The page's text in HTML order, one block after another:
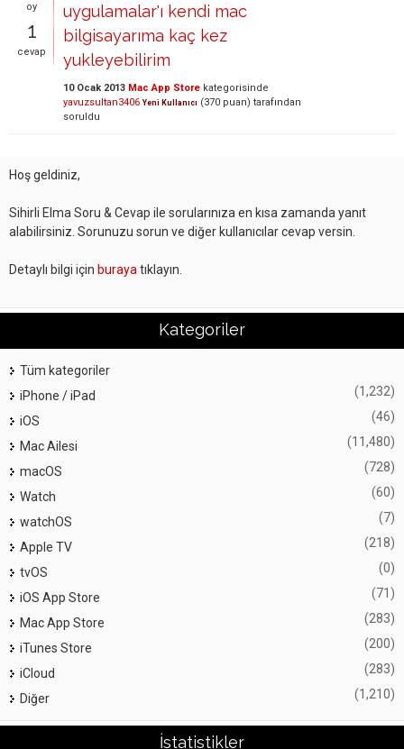
oy
1
cevap
uygulamalar'ı kendi mac
bilgisayarıma kaç kez
yukleyebilirim
10 Ocak 2013 Mac App Store kategorisinde
yavuzsultan3406 Yeni Kullanıcı (370 puan) tarafından
soruldu
Hoş geldiniz,
Sihirli Elma Soru & Cevap ile sorularınıza en kısa zamanda yanıt
alabilirsiniz. Sorunuzu sorun ve diğer kullanıcılar cevap versin.
Detaylı bilgi için buraya tıklayın.
Kategoriler
Tüm kategoriler
iPhone / iPad
(1,232)
iOS (46)
Mac Ailesi (11,480)
macOS (728)
Watch (60)
watchOS (7)
Apple TV (218)
tvOS (0)
iOS App Store (71)
Mac App Store (283)
iTunes Store (200)
iCloud (283)
Diğer (1,210)
İstatistikler